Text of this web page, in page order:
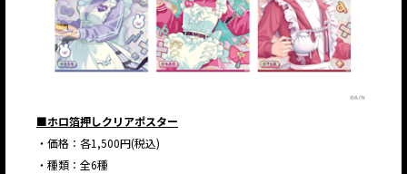
■ホロ箔押しクリアポスター
・価格：各1,500円(税込)
・種類：全6種